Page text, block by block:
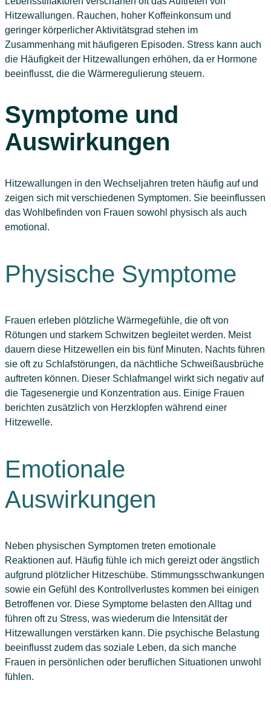
Hitzewallungen. Rauchen, hoher Koffeinkonsum und
geringer körperlicher Aktivitätsgrad stehen im
Zusammenhang mit häufigeren Episoden. Stress kann auch
die Häufigkeit der Hitzewallungen erhöhen, da er Hormone
beeinflusst, die die Wärmeregulierung steuern.
Symptome und
Auswirkungen
Hitzewallungen in den Wechseljahren treten häufig auf und
zeigen sich mit verschiedenen Symptomen. Sie beeinflussen
das Wohlbefinden von Frauen sowohl physisch als auch
emotional.
Physische Symptome
Frauen erleben plötzliche Wärmegefühle, die oft von
Rötungen und starkem Schwitzen begleitet werden. Meist
dauern diese Hitzewellen ein bis fünf Minuten. Nachts führen
sie oft zu Schlafstörungen, da nächtliche Schweißausbrüche
auftreten können. Dieser Schlafmangel wirkt sich negativ auf
die Tagesenergie und Konzentration aus. Einige Frauen
berichten zusätzlich von Herzklopfen während einer
Hitzewelle.
Emotionale
Auswirkungen
Neben physischen Symptomen treten emotionale
Reaktionen auf. Häufig fühle ich mich gereizt oder ängstlich
aufgrund plötzlicher Hitzeschübe. Stimmungsschwankungen
sowie ein Gefühl des Kontrollverlustes kommen bei einigen
Betroffenen vor. Diese Symptome belasten den Alltag und
führen oft zu Stress, was wiederum die Intensität der
Hitzewallungen verstärken kann. Die psychische Belastung
beeinflusst zudem das soziale Leben, da sich manche
Frauen in persönlichen oder beruflichen Situationen unwohl
fühlen.